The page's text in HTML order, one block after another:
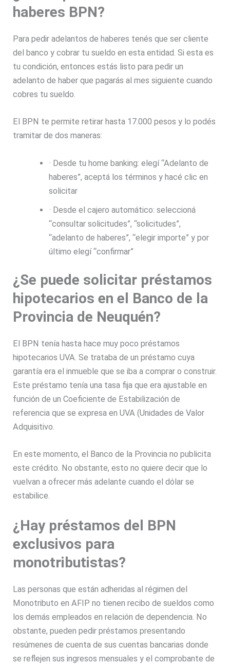
haberes BPN?
Para pedir adelantos de haberes tenés que ser cliente
del banco y cobrar tu sueldo en esta entidad. Si esta es
tu condición, entonces estás listo para pedir un
adelanto de haber que pagarás al mes siguiente cuando
cobres tu sueldo.
El BPN te permite retirar hasta 17.000 pesos y lo podés
tramitar de dos maneras:
· Desde tu home banking: elegí “Adelanto de
haberes”, aceptá los términos y hacé clic en
solicitar
· Desde el cajero automático: seleccioná
“consultar solicitudes”, “solicitudes”,
“adelanto de haberes”, “elegir importe” y por
último elegí “confirmar”
¿Se puede solicitar préstamos
hipotecarios en el Banco de la
Provincia de Neuquén?
El BPN tenía hasta hace muy poco préstamos
hipotecarios UVA. Se trataba de un préstamo cuya
garantía era el inmueble que se iba a comprar o construir.
Este préstamo tenía una tasa fija que era ajustable en
función de un Coeficiente de Estabilización de
referencia que se expresa en UVA (Unidades de Valor
Adquisitivo.
En este momento, el Banco de la Provincia no publicita
este crédito. No obstante, esto no quiere decir que lo
vuelvan a ofrecer más adelante cuando el dólar se
estabilice.
¿Hay préstamos del BPN
exclusivos para
monotributistas?
Las personas que están adheridas al régimen del
Monotributo en AFIP no tienen recibo de sueldos como
los demás empleados en relación de dependencia. No
obstante, pueden pedir préstamos presentando
resúmenes de cuenta de sus cuentas bancarias donde
se reflejen sus ingresos mensuales y el comprobante de